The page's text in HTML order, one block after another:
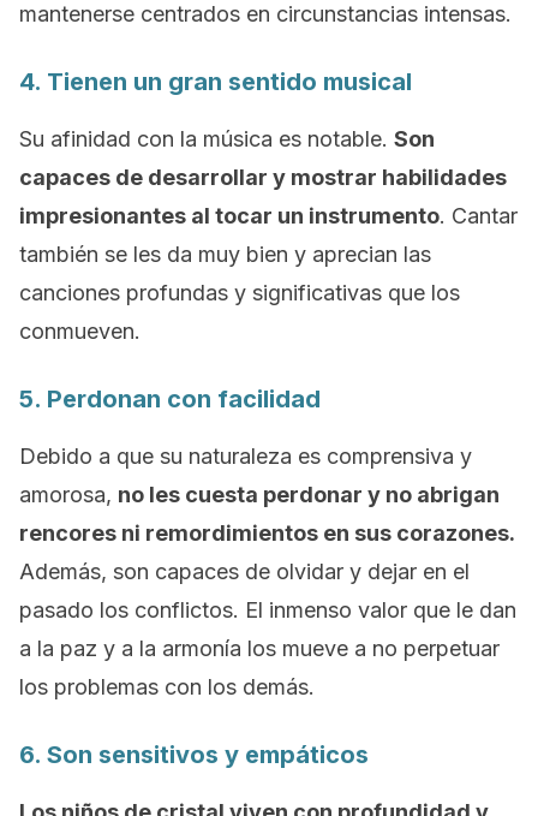
mantenerse centrados en circunstancias intensas.
4. Tienen un gran sentido musical
Su afinidad con la música es notable. Son
capaces de desarrollar y mostrar habilidades
impresionantes al tocar un instrumento. Cantar
también se les da muy bien y aprecian las
canciones profundas y significativas que los
conmueven.
5. Perdonan con facilidad
Debido a que su naturaleza es comprensiva y
amorosa, no les cuesta perdonar y no abrigan
rencores ni remordimientos en sus corazones.
Además, son capaces de olvidar y dejar en el
pasado los conflictos. El inmenso valor que le dan
a la paz y a la armonía los mueve a no perpetuar
los problemas con los demás.
6. Son sensitivos y empáticos